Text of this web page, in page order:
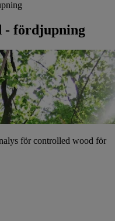
- fördjupning
för controlled wood för